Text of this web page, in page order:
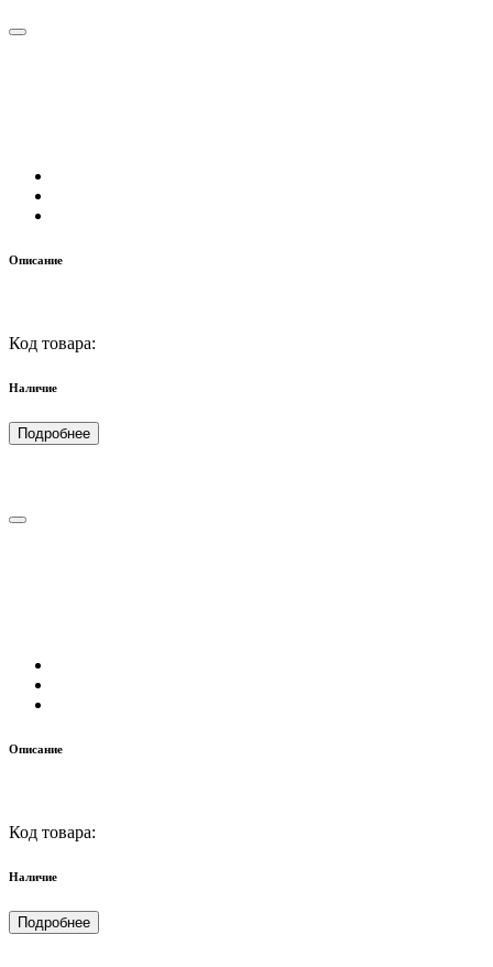
Описание
Код товара:
Наличие
Подробнее
Описание
Код товара:
Наличие
Подробнее